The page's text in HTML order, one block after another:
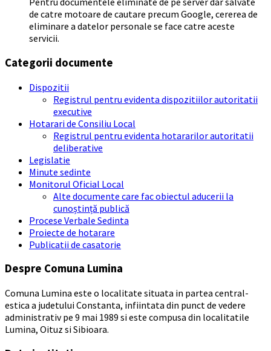
de catre motoare de cautare precum Google, cererea de
eliminare a datelor personale se face catre aceste
servicii.
Categorii documente
Dispozitii
Registrul pentru evidenta dispozitiilor autoritatii
executive
Hotarari de Consiliu Local
Registrul pentru evidenta hotararilor autoritatii
deliberative
Legislatie
Minute sedinte
Monitorul Oficial Local
Alte documente care fac obiectul aducerii la
cunoștință publică
Procese Verbale Sedinta
Proiecte de hotarare
Publicatii de casatorie
Despre Comuna Lumina
Comuna Lumina este o localitate situata in partea central-
estica a judetului Constanta, infiintata din punct de vedere
administrativ pe 9 mai 1989 si este compusa din localitatile
Lumina, Oituz si Sibioara.